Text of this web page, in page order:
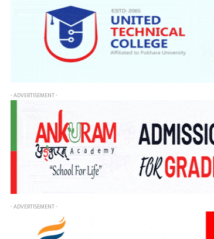
- ADVERTISEMENT -
- ADVERTISEMENT -